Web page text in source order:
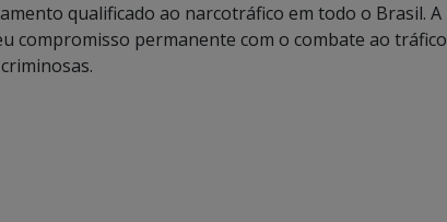
qualificado ao narcotráfico em todo o Brasil. A
compromisso permanente com o combate ao tráfico